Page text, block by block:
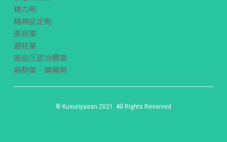
精力剤
精神安定剤
美容薬
避妊薬
高血圧症治療薬
麻酔薬・鎮痛剤
© Kusuriyasan 2021. All Rights Reserved